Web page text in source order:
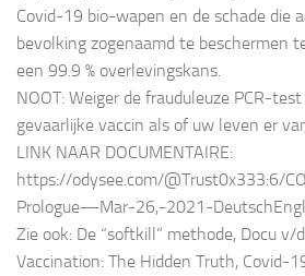
Covid-19 bio-wapen en de schade die
bevolking zogenaamd te beschermen
een 99.9 % overlevingskans.
NOOT: Weiger de frauduleuze PCR-
gevaarlijke vaccin als of uw leven er
LINK NAAR DOCUMENTAIRE:
https://odysee.com/@Trust0x333:6/
Prologue—Mar-26,-2021-
Zie ook: De “softkill” methode, Docu
Vaccination: The Hidden Truth, Covid-